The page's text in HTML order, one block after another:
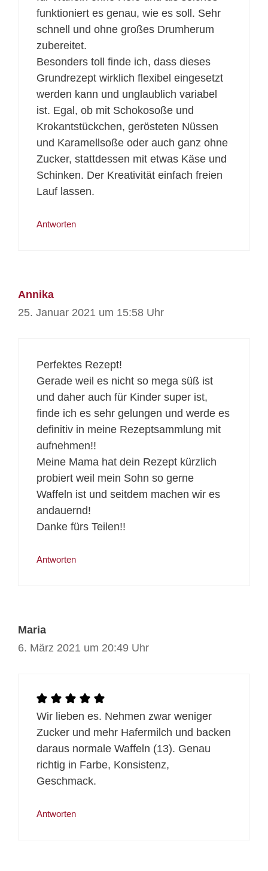
funktioniert es genau, wie es soll. Sehr
schnell und ohne großes Drumherum
zubereitet.
Besonders toll finde ich, dass dieses
Grundrezept wirklich flexibel eingesetzt
werden kann und unglaublich variabel
ist. Egal, ob mit Schokosoße und
Krokantstückchen, gerösteten Nüssen
und Karamellsoße oder auch ganz ohne
Zucker, stattdessen mit etwas Käse und
Schinken. Der Kreativität einfach freien
Lauf lassen.
Antworten
Annika
25. Januar 2021 um 15:58 Uhr
Perfektes Rezept!
Gerade weil es nicht so mega süß ist
und daher auch für Kinder super ist,
finde ich es sehr gelungen und werde es
definitiv in meine Rezeptsammlung mit
aufnehmen!!
Meine Mama hat dein Rezept kürzlich
probiert weil mein Sohn so gerne
Waffeln ist und seitdem machen wir es
andauernd!
Danke fürs Teilen!!
Antworten
Maria
6. März 2021 um 20:49 Uhr
Wir lieben es. Nehmen zwar weniger
Zucker und mehr Hafermilch und backen
daraus normale Waffeln (13). Genau
richtig in Farbe, Konsistenz,
Geschmack.
Antworten